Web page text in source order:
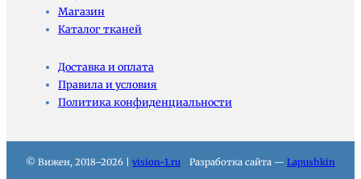
Магазин
Каталог тканей
Доставка и оплата
Правила и условия
Политика конфиденциальности
© Вижен, 2018–2026 | vision-1.ru Разработка сайта — Lapushkin